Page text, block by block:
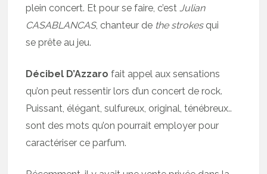
plein concert. Et pour se faire, c’estJulian
CASABLANCAS, chanteur de the strokesqui
se prête au jeu.
Décibel D’Azzaro fait appel aux sensations
qu’on peut ressentir lors d’un concert de rock.
Puissant, élégant, sulfureux, original, ténébreux..
sont des mots qu’on pourrait employer pour
caractériser ce parfum.